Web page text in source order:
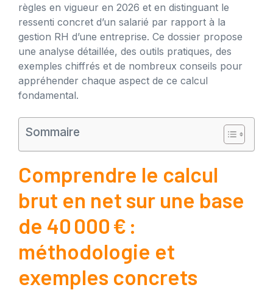
règles en vigueur en 2026 et en distinguant le
ressenti concret d’un salarié par rapport à la
gestion RH d’une entreprise. Ce dossier propose
une analyse détaillée, des outils pratiques, des
exemples chiffrés et de nombreux conseils pour
appréhender chaque aspect de ce calcul
fondamental.
Sommaire
Comprendre le calcul
brut en net sur une base
de 40 000 € :
méthodologie et
exemples concrets